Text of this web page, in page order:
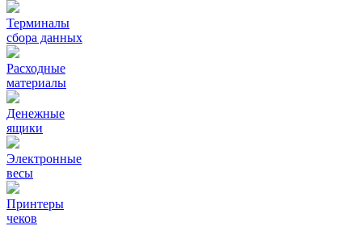
Терминалы
сбора данных
Расходные
материалы
Денежные
ящики
Электронные
весы
Принтеры
чеков